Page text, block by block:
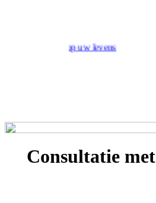
op uw levensvragen.
Consultatie met